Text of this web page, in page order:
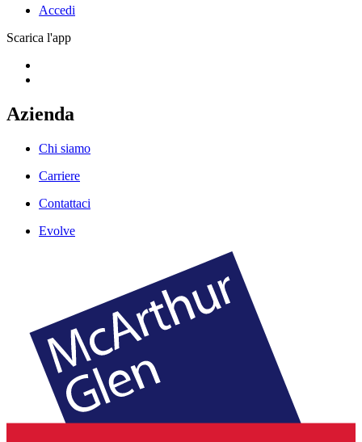
Accedi
Scarica l'app
Azienda
Chi siamo
Carriere
Contattaci
Evolve